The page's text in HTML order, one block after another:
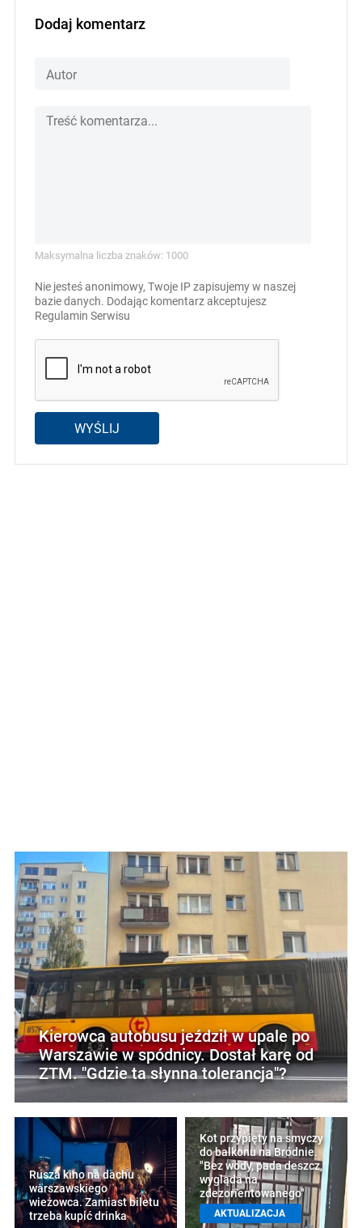
Dodaj komentarz
Maksymalna liczba znaków: 1000
Nie jesteś anonimowy, Twoje IP zapisujemy w naszej
bazie danych. Dodając komentarz akceptujesz
Regulamin Serwisu
WYŚLIJ
Kierowca autobusu jeździł w upale po
Warszawie w spódnicy. Dostał karę od
ZTM. "Gdzie ta słynna tolerancja"?
Rusza kino na dachu
warszawskiego
wieżowca. Zamiast biletu
trzeba kupić drinka
Kot przypięty na smyczy
do balkonu na Bródnie.
"Bez wody, pada deszcz,
wygląda na
zdezorientowanego"
AKTUALIZACJA